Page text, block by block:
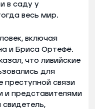
в саду у
весь мир.
включая
и Бриса Ортефё.
что ливийские
для
преступной связи
и представителями
свидетель,